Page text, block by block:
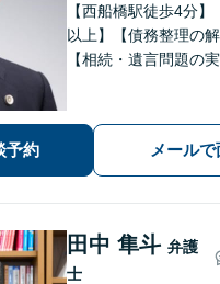
【西船橋駅徒歩4分
以上】【債務整理の
【相続・遺言問題の
親身にサポートし解
経験有の弁護士】
予約 メール
田中 隼斗 弁護
士